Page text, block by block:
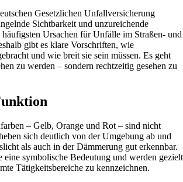
Gesetzlichen Unfallversicherung
Sichtbarkeit und unzureichende
Ursachen für Unfälle im Straßen- und
gibt es klare Vorschriften, wie
und wie breit sie sein müssen. Es geht
zu werden – sondern rechtzeitig gesehen zu
– Gelb, Orange und Rot – sind nicht
sich deutlich von der Umgebung ab und
als auch in der Dämmerung gut erkennbar.
eine symbolische Bedeutung und werden gezielt
Tätigkeitsbereiche zu kennzeichnen.